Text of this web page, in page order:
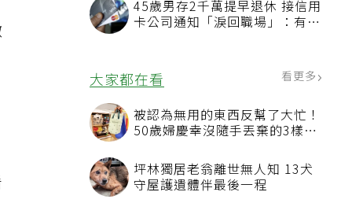
45歲男存2千萬提早退休 接信用
卡公司通知「淚回職場」：有錢
大家都在看
被認為無用的東西反幫了大忙！
50歲婦慶幸沒隨手丟棄的3樣物
坪林獨居老翁離世無人知 13犬
守屋護遺體伴最後一程